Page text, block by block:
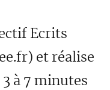
Ecrits
et réalise
à 7 minutes